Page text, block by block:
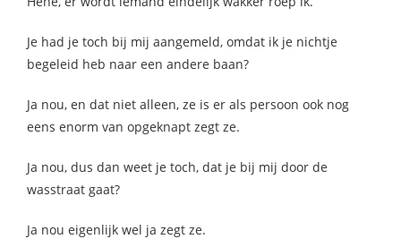
Je had je toch bij mij aangemeld, omdat ik je nichtje
begeleid heb naar een andere baan?
Ja nou, en dat niet alleen, ze is er als persoon ook nog
eens enorm van opgeknapt zegt ze.
Ja nou, dus dan weet je toch, dat je bij mij door de
wasstraat gaat?
Ja nou eigenlijk wel ja zegt ze.